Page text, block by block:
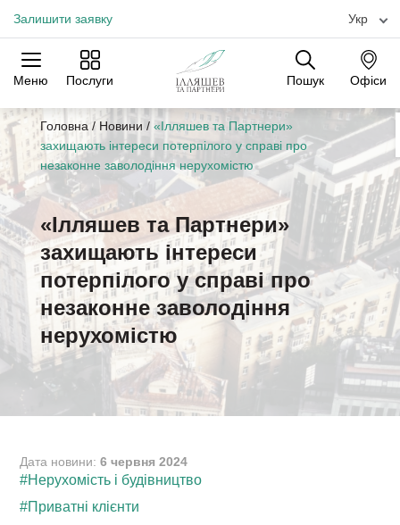
Залишити заявку Укр
Меню Послуги Пошук Офіси
Практики Галузі
Офіси
Головна / Новини / «Ілляшев та Партнери»
захищають інтереси потерпілого у справі про
незаконне заволодіння нерухомістю
«Ілляшев та Партнери»
захищають інтереси
потерпілого у справі про
незаконне заволодіння
нерухомістю
Дата новини:6 червня 2024
#Нерухомість і будівництво
#Приватні клієнти